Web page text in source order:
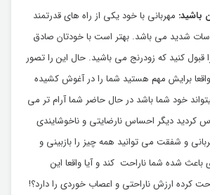
باشید: مهربانی با خود یکی از راه های قدرتمند
شدید می باشد. بهتر است با خودتان صادق
قبول کنید که زودرنج می باشید. حال این را تصور
برایش مهم هستید شما را در آغوش کشیده
خود شما باشد در حال حاضر شما آرام تر می
کردید دیگر احساس نارضایتی و ناخوشایندی
و شفقت می توانید همه چیز را بازبینی و
شده شما ناراحت کند و آیا واقعا این
کرده ارزش ناراحتی و اعصاب خوردی را دارد؟!